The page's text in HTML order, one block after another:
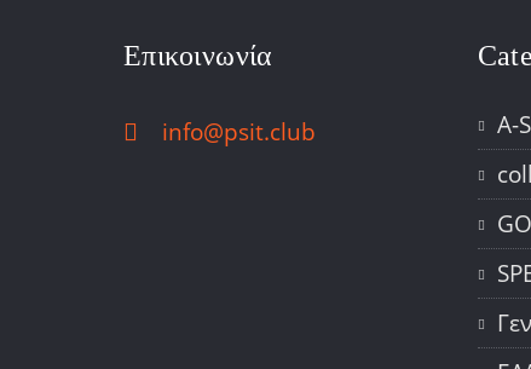
Επικοινωνία
info@psit.club A-